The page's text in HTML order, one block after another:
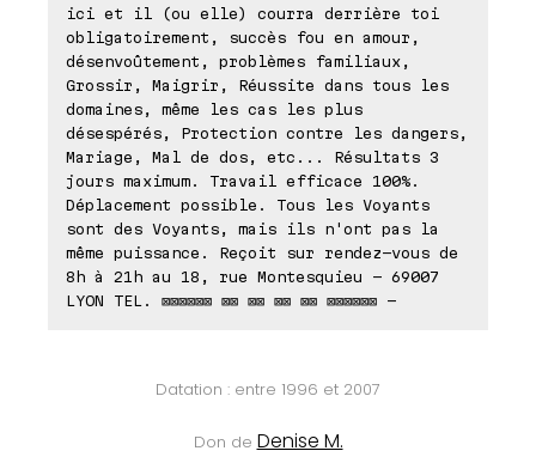
ici et il (ou elle) courra derrière toi
obligatoirement, succès fou en amour,
désenvoûtement, problèmes familiaux,
Grossir, Maigrir, Réussite dans tous les
domaines, même les cas les plus
désespérés, Protection contre les dangers,
Mariage, Mal de dos, etc... Résultats 3
jours maximum. Travail efficace 100%.
Déplacement possible. Tous les Voyants
sont des Voyants, mais ils n'ont pas la
même puissance. Reçoit sur rendez-vous de
8h à 21h au 18, rue Montesquieu - 69007
LYON TEL. ⊠⊠⊠⊠⊠⊠ ⊠⊠ ⊠⊠ ⊠⊠ ⊠⊠ ⊠⊠⊠⊠⊠⊠ -
Datation : entre 1996 et 2007
Don de Denise M.